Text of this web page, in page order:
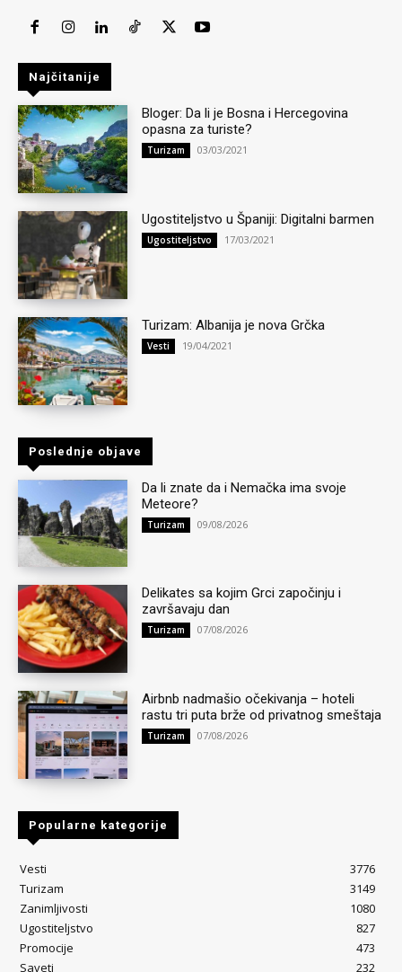
Najčitanije
Bloger: Da li je Bosna i Hercegovina
opasna za turiste?
Turizam 03/03/2021
Ugostiteljstvo u Španiji: Digitalni barmen
Ugostiteljstvo 17/03/2021
Turizam: Albanija je nova Grčka
Vesti 19/04/2021
Poslednje objave
Da li znate da i Nemačka ima svoje
Meteore?
Turizam 09/08/2026
Delikates sa kojim Grci započinju i
završavaju dan
Turizam 07/08/2026
Airbnb nadmašio očekivanja – hoteli
rastu tri puta brže od privatnog smeštaja
Turizam 07/08/2026
Popularne kategorije
Vesti
3776
Turizam
3149
Zanimljivosti
1080
Ugostiteljstvo
827
Promocije
473
Saveti
232